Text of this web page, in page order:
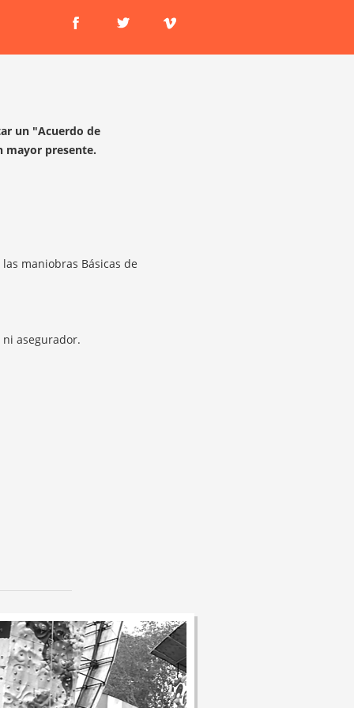
un "Acuerdo de
mayor presente.
maniobras Básicas de
asegurador.